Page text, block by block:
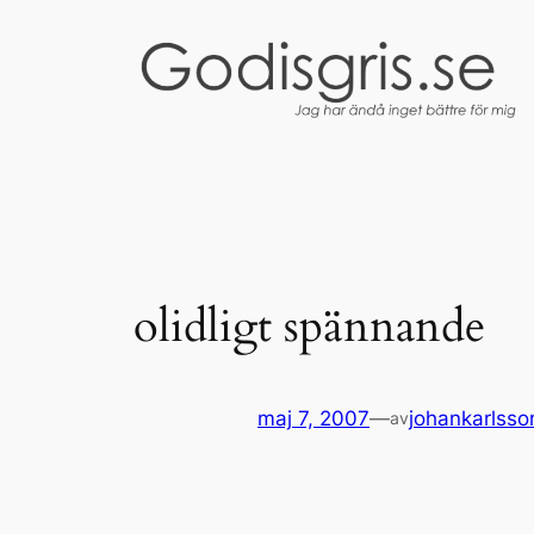
olidligt spännande
maj 7, 2007—av